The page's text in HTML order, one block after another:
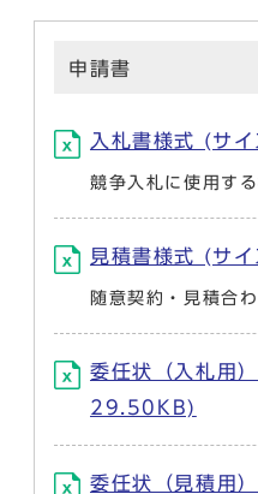
申請書
入札書様式 (サ
競争入札に使用す
見積書様式 (サ
随意契約・見積合
委任状（入札用
29.50KB)
委任状（見積用